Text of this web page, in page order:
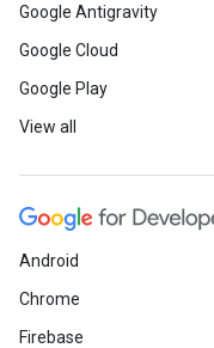
Google Antigravity
Google Cloud
Google Play
View all
Android
Chrome
Firebase